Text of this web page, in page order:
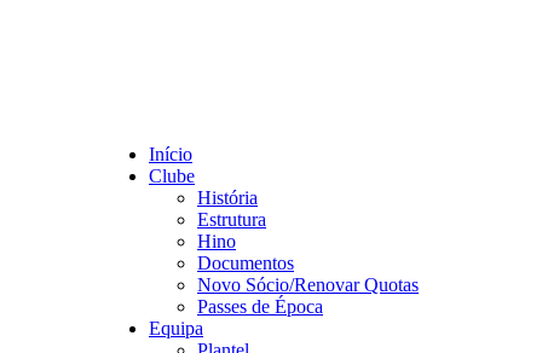
Início
Clube
História
Estrutura
Hino
Documentos
Novo Sócio/Renovar Quotas
Passes de Época
Equipa